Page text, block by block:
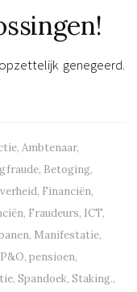
genegeerd.
, Ambtenaar,
, Betoging,
, Financiën,
, Fraudeurs, ICT,
, Manifestatie,
P&O, pensioen,
, Spandoek, Staking.,